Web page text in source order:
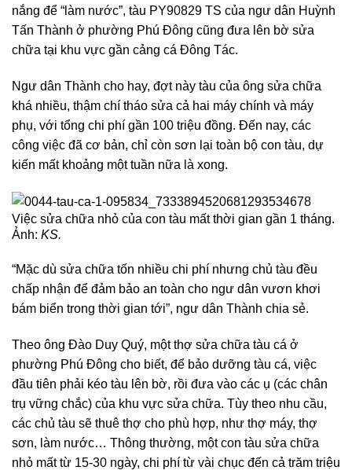
nắng để “làm nước”, tàu PY90829 TS của ngư dân Huỳnh
Tấn Thành ở phường Phú Đông cũng đưa lên bờ sửa
chữa tại khu vực gần cảng cá Đông Tác.
Ngư dân Thành cho hay, đợt này tàu của ông sửa chữa
khá nhiều, thậm chí tháo sửa cả hai máy chính và máy
phụ, với tổng chi phí gần 100 triệu đồng. Đến nay, các
công việc đã cơ bản, chỉ còn sơn lại toàn bộ con tàu, dự
kiến mất khoảng một tuần nữa là xong.
Việc sửa chữa nhỏ của con tàu mất thời gian gần 1 tháng.
Ảnh: KS.
“Mặc dù sửa chữa tốn nhiều chi phí nhưng chủ tàu đều
chấp nhận để đảm bảo an toàn cho ngư dân vươn khơi
bám biển trong thời gian tới”, ngư dân Thành chia sẻ.
Theo ông Đào Duy Quý, một thợ sửa chữa tàu cá ở
phường Phú Đông cho biết, để bảo dưỡng tàu cá, việc
đầu tiên phải kéo tàu lên bờ, rồi đưa vào các ụ (các chân
trụ vững chắc) của khu vực sửa chữa. Tùy theo nhu cầu,
các chủ tàu sẽ thuê thợ cho phù hợp, như thợ máy, thợ
sơn, làm nước… Thông thường, một con tàu sửa chữa
nhỏ mất từ 15-30 ngày, chi phí từ vài chục đến cả trăm triệu